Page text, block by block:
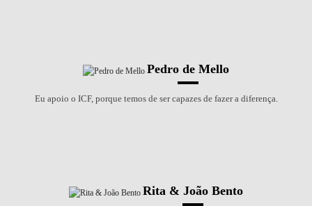
Pedro de Mello
Eu apoio o ICF, porque temos de ser capazes de fazer a diferença.
Rita & João Bento